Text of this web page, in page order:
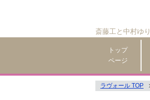
斎藤工と中村ゆ
トップ
ページ
ラヴォール TOP